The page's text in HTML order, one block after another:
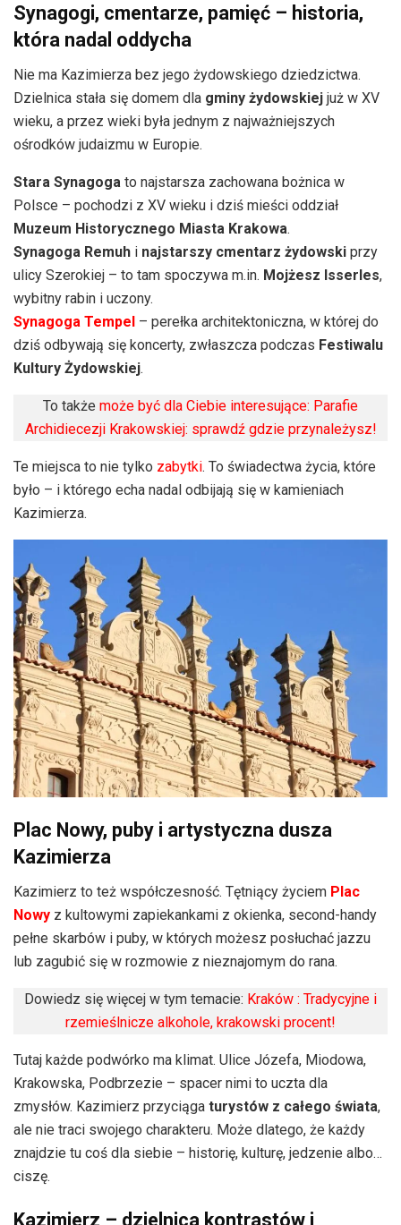
Synagogi, cmentarze, pamięć – historia,
która nadal oddycha
Nie ma Kazimierza bez jego żydowskiego dziedzictwa.
Dzielnica stała się domem dla gminy żydowskiej już w XV
wieku, a przez wieki była jednym z najważniejszych
ośrodków judaizmu w Europie.
Stara Synagoga to najstarsza zachowana bożnica w
Polsce – pochodzi z XV wieku i dziś mieści oddział
Muzeum Historycznego Miasta Krakowa.
Synagoga Remuh i najstarszy cmentarz żydowski przy
ulicy Szerokiej – to tam spoczywa m.in. Mojżesz Isserles,
wybitny rabin i uczony.
Synagoga Tempel – perełka architektoniczna, w której do
dziś odbywają się koncerty, zwłaszcza podczas Festiwalu
Kultury Żydowskiej.
To także może być dla Ciebie interesujące: Parafie
Archidiecezji Krakowskiej: sprawdź gdzie przynależysz!
Te miejsca to nie tylko zabytki. To świadectwa życia, które
było – i którego echa nadal odbijają się w kamieniach
Kazimierza.
Plac Nowy, puby i artystyczna dusza
Kazimierza
Kazimierz to też współczesność. Tętniący życiem Plac
Nowy z kultowymi zapiekankami z okienka, second-handy
pełne skarbów i puby, w których możesz posłuchać jazzu
lub zagubić się w rozmowie z nieznajomym do rana.
Dowiedz się więcej w tym temacie: Kraków : Tradycyjne i
rzemieślnicze alkohole, krakowski procent!
Tutaj każde podwórko ma klimat. Ulice Józefa, Miodowa,
Krakowska, Podbrzezie – spacer nimi to uczta dla
zmysłów. Kazimierz przyciąga turystów z całego świata,
ale nie traci swojego charakteru. Może dlatego, że każdy
znajdzie tu coś dla siebie – historię, kulturę, jedzenie albo…
ciszę.
Kazimierz – dzielnica kontrastów i